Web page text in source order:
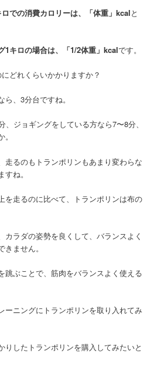
での消費カロリーは、「体重」kcalと
1キロの場合は、「1/2体重」kcalです。
どれくらいかかりますか？
、3分台ですね。
、ジョギングをしている方なら7〜8分、
走るのもトランポリンもあまり変わらな
ね。
を走るのに比べて、トランポリンは布の
カラダの姿勢を良くして、バランスよく
ません。
跳ぶことで、筋肉をバランスよく使える
ーニングにトランポリンを取り入れてみ
りしたトランポリンを購入してみたいと